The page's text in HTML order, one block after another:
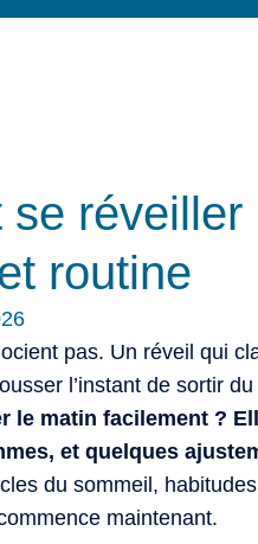
se
routine
pas. Un réveil qui
l’instant de sortir
le matin facilement ?
et quelques
du sommeil,
maintenant.